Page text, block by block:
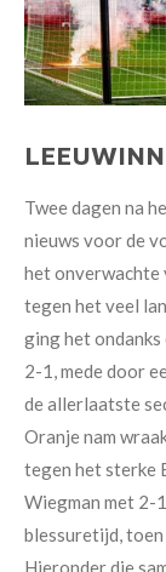
Twee dagen na
nieuws voor de
het onverwachte
tegen het veel
ging het
2-1, mede door
de allerlaatste
Oranje nam
tegen het sterke
Wiegman met 2-
blessuretijd, toen
Hieronder die